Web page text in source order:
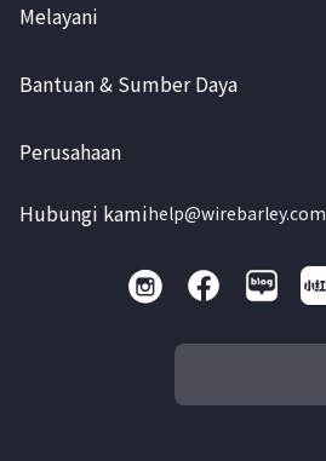
Melayani
Bantuan & Sumber Daya
Perusahaan
Hubungi kamihelp@wirebarley.com